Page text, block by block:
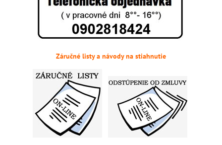
Záručné listy a návody na stiahnutie